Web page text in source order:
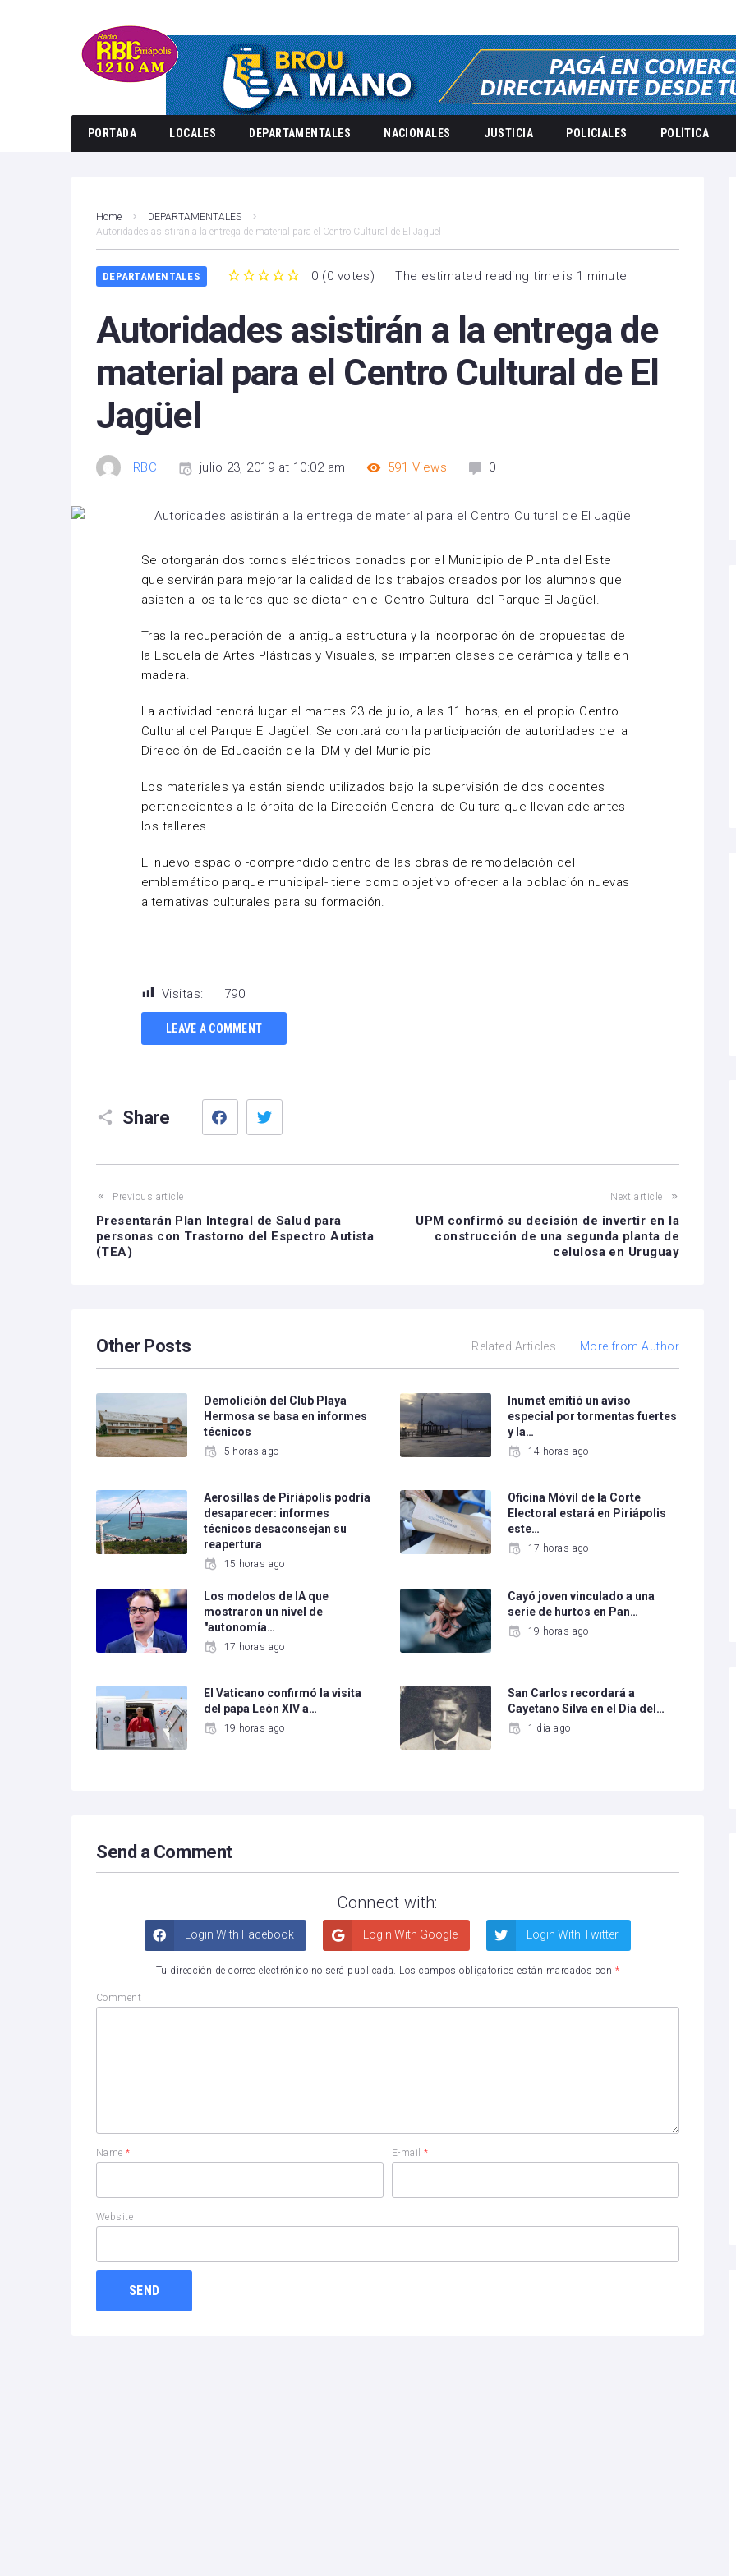
PORTADA LOCALES DEPARTAMENTALES NACIONALES JUSTICIA POLICIALES POLÍTICA
Home
DEPARTAMENTALES
Autoridades asistirán a la entrega de material para el Centro Cultural de El Jagüel
DEPARTAMENTALES 0 (0 votes) The estimated reading time is 1 minute
Autoridades asistirán a la entrega de
material para el Centro Cultural de El
Jagüel
RBC julio 23, 2019 at 10:02 am 591 Views 0
Se otorgarán dos tornos eléctricos donados por el Municipio de Punta del Este
que servirán para mejorar la calidad de los trabajos creados por los alumnos que
asisten a los talleres que se dictan en el Centro Cultural del Parque El Jagüel.
Tras la recuperación de la antigua estructura y la incorporación de propuestas de
la Escuela de Artes Plásticas y Visuales, se imparten clases de cerámica y talla en
madera.
La actividad tendrá lugar el martes 23 de julio, a las 11 horas, en el propio Centro
Cultural del Parque El Jagüel. Se contará con la participación de autoridades de la
Dirección de Educación de la IDM y del Municipio
Los materiales ya están siendo utilizados bajo la supervisión de dos docentes
pertenecientes a la órbita de la Dirección General de Cultura que llevan adelantes
los talleres.
El nuevo espacio -comprendido dentro de las obras de remodelación del
emblemático parque municipal- tiene como objetivo ofrecer a la población nuevas
alternativas culturales para su formación.
Visitas: 790
LEAVE A COMMENT
Share
Facebook
Previous article
Presentarán Plan Integral de Salud para
personas con Trastorno del Espectro Autista
(TEA)
Next article
UPM confirmó su decisión de invertir en la
construcción de una segunda planta de
celulosa en Uruguay
Other Posts Related Articles More from Author
Demolición del Club Playa
Hermosa se basa en informes
técnicos
5 horas ago
Inumet emitió un aviso
especial por tormentas fuertes
y la…
14 horas ago
Aerosillas de Piriápolis podría
desaparecer: informes
técnicos desaconsejan su
reapertura
15 horas ago
Oficina Móvil de la Corte
Electoral estará en Piriápolis
este…
17 horas ago
Los modelos de IA que
mostraron un nivel de
"autonomía…
17 horas ago
Cayó joven vinculado a una
serie de hurtos en Pan…
19 horas ago
El Vaticano confirmó la visita
del papa León XIV a…
19 horas ago
San Carlos recordará a
Cayetano Silva en el Día del…
1 día ago
Send a Comment
Connect with:
Login With Facebook Login With Google Login With Twitter
Tu dirección de correo electrónico no será publicada. Los campos obligatorios están marcados con *
Comment
Name* E-mail*
Website